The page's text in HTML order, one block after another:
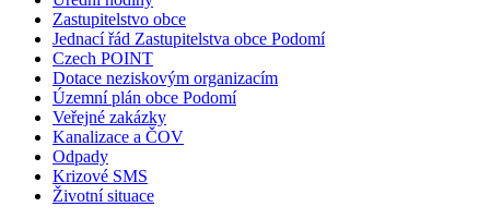
Zastupitelstvo obce
Jednací řád Zastupitelstva obce Podomí
Czech POINT
Dotace neziskovým organizacím
Územní plán obce Podomí
Veřejné zakázky
Kanalizace a ČOV
Odpady
Krizové SMS
Životní situace